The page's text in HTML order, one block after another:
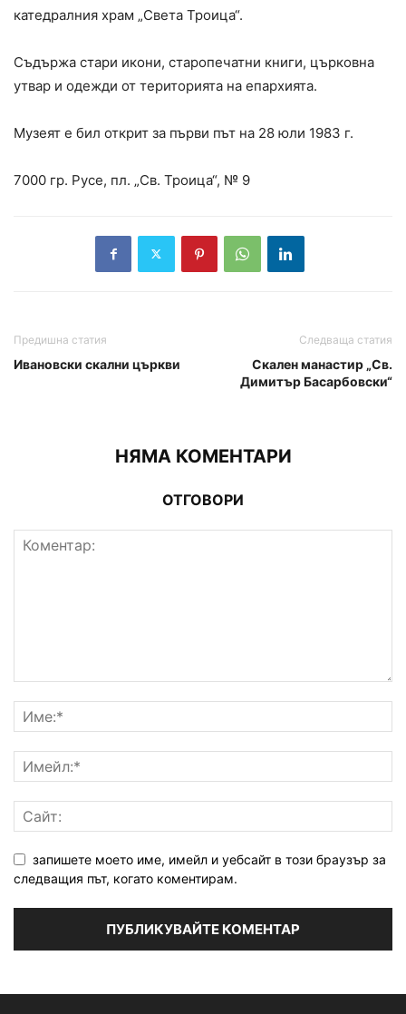
катедралния храм „Света Троица“.
Съдържа стари икони, старопечатни книги, църковна
утвар и одежди от територията на епархията.
Музеят е бил открит за първи път на 28 юли 1983 г.
7000 гр. Русе, пл. „Св. Троица“, № 9
Предишна статия
Ивановски скални църкви
Следваща статия
Скален манастир „Св.
Димитър Басарбовски“
НЯМА КОМЕНТАРИ
ОТГОВОРИ
запишете моето име, имейл и уебсайт в този браузър за
следващия път, когато коментирам.